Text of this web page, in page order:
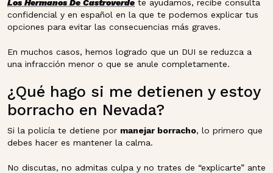
Los Hermanos De Castroverde te ayudamos, recibe consulta
confidencial y en español en la que te podemos explicar tus
opciones para evitar las consecuencias más graves.
En muchos casos, hemos logrado que un DUI se reduzca a
una infracción menor o que se anule completamente.
¿Qué hago si me detienen y estoy
borracho en Nevada?
Si la policía te detiene por manejar borracho, lo primero que
debes hacer es mantener la calma.
No discutas, no admitas culpa y no trates de “explicarte” ante